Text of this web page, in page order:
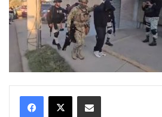
Compartir por correo electrónico